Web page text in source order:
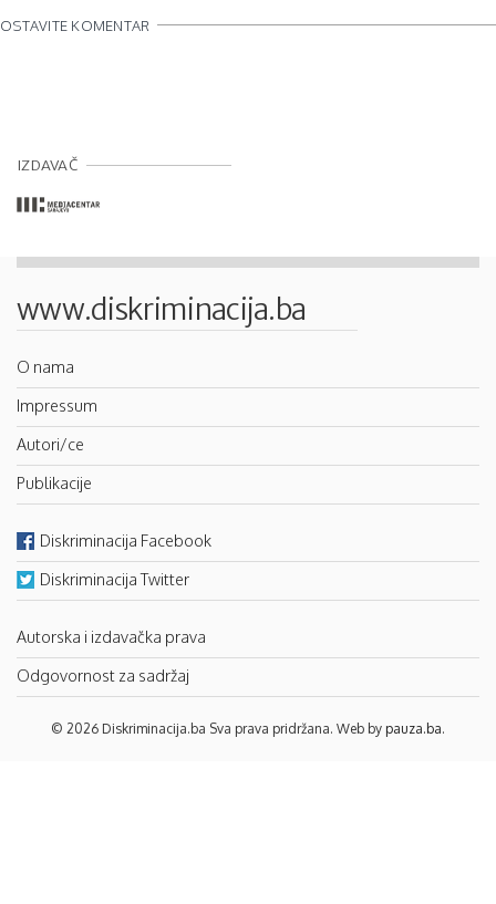
OSTAVITE KOMENTAR
IZDAVAČ
www.diskriminacija.ba
O nama
Impressum
Autori/ce
Publikacije
Diskriminacija Facebook
Diskriminacija Twitter
Autorska i izdavačka prava
Odgovornost za sadržaj
© 2026 Diskriminacija.ba Sva prava pridržana. Web by pauza.ba.